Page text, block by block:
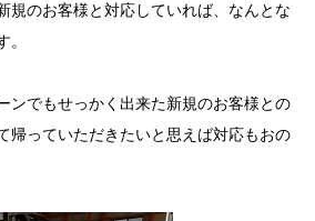
規のお客様と対応していれば、なんとな
。
ンでもせっかく出来た新規のお客様との
帰っていただきたいと思えば対応もおの